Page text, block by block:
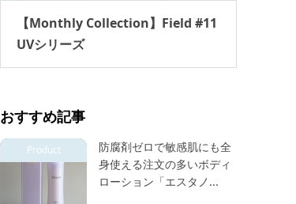
【Monthly Collection】Field #11
UVシリーズ
おすすめ記事
Product
防腐剤ゼロで敏感肌にも全
身使える注文の多いボディ
ローション「エスタノ...